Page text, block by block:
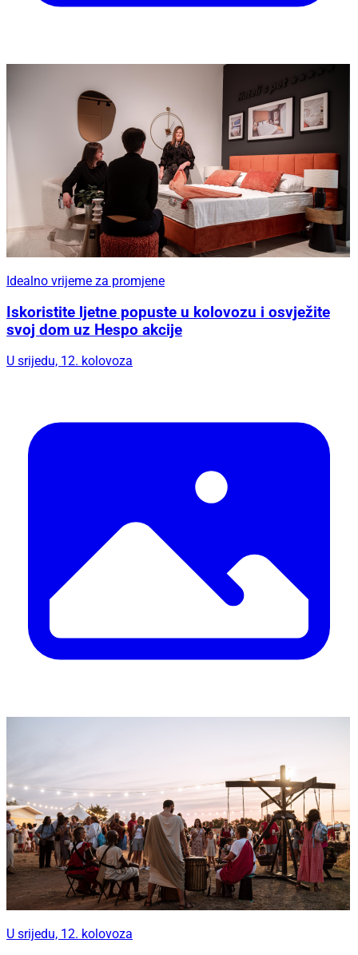
Idealno vrijeme za promjene
Iskoristite ljetne popuste u kolovozu i osvježite
svoj dom uz Hespo akcije
U srijedu, 12. kolovoza
U srijedu, 12. kolovoza